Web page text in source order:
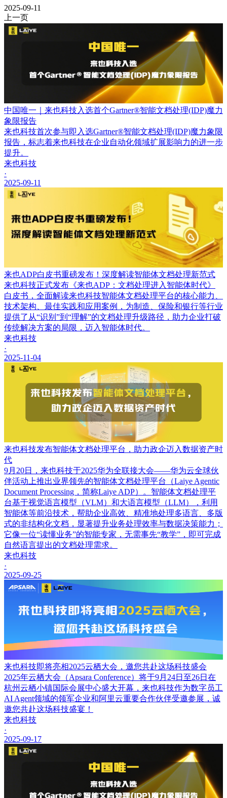
2025-09-11
上一页
中国唯一｜来也科技入选首个Gartner®智能文档处理(IDP)魔力
象限报告
来也科技首次参与即入选Gartner®智能文档处理(IDP)魔力象限
报告，标志着来也科技在企业自动化领域扩展影响力的进一步
提升。
来也科技
·
2025-09-11
来也ADP白皮书重磅发布！深度解读智能体文档处理新范式
来也科技正式发布《来也ADP：文档处理进入智能体时代》
白皮书，全面解读来也科技智能体文档处理平台的核心能力、
技术架构、最佳实践和应用案例，为制造、保险和银行等行业
提供了从“识别”到“理解”的文档处理升级路径，助力企业打破
传统解决方案的局限，迈入智能体时代。
来也科技
·
2025-11-04
来也科技发布智能体文档处理平台，助力政企迈入数据资产时
代
9月20日，来也科技于2025华为全联接大会——华为云全球伙
伴活动上推出业界领先的智能体文档处理平台（Laiye Agentic
Document Processing，简称Laiye ADP）。智能体文档处理平
台基于视觉语言模型（VLM）和大语言模型（LLM），利用
智能体等前沿技术，帮助企业高效、精准地处理多语言、多版
式的非结构化文档，显著提升业务处理效率与数据决策能力；
它像一位“读懂业务”的智能专家，无需事先“教学”，即可完成
自然语言提出的文档处理需求。
来也科技
·
2025-09-25
来也科技即将亮相2025云栖大会，邀您共赴这场科技盛会
2025年云栖大会（Apsara Conference）将于9月24日至26日在
杭州云栖小镇国际会展中心盛大开幕，来也科技作为数字员工
AI Agent领域的领军企业和阿里云重要合作伙伴受邀参展，诚
邀您共赴这场科技盛宴！
来也科技
·
2025-09-17